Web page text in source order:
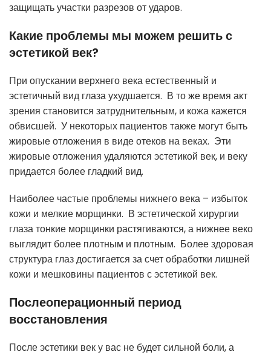
защищать участки разрезов от ударов.
Какие проблемы мы можем решить с
эстетикой век?
При опускании верхнего века естественный и
эстетичный вид глаза ухудшается. В то же время акт
зрения становится затруднительным, и кожа кажется
обвисшей. У некоторых пациентов также могут быть
жировые отложения в виде отеков на веках. Эти
жировые отложения удаляются эстетикой век, и веку
придается более гладкий вид.
Наиболее частые проблемы нижнего века – избыток
кожи и мелкие морщинки. В эстетической хирургии
глаза тонкие морщинки растягиваются, а нижнее веко
выглядит более плотным и плотным. Более здоровая
структура глаз достигается за счет обработки лишней
кожи и мешковины пациентов с эстетикой век.
Послеоперационный период
восстановления
После эстетики век у вас не будет сильной боли, а